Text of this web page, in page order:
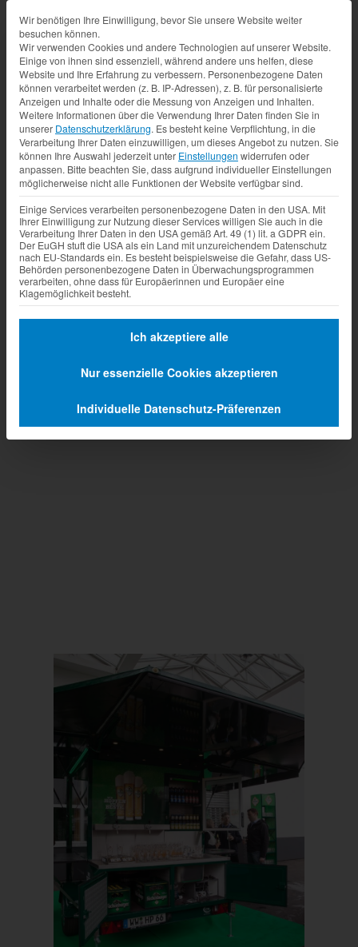
Datenschutz-Präferenz
Wir benötigen Ihre Einwilligung, bevor Sie unsere Website weiter
besuchen können.
Wir verwenden Cookies und andere Technologien auf unserer Website.
Einige von ihnen sind essenziell, während andere uns helfen, diese
Website und Ihre Erfahrung zu verbessern. Personenbezogene Daten
können verarbeitet werden (z. B. IP-Adressen), z. B. für personalisierte
Anzeigen und Inhalte oder die Messung von Anzeigen und Inhalten.
Weitere Informationen über die Verwendung Ihrer Daten finden Sie in
unserer Datenschutzerklärung. Es besteht keine Verpflichtung, in die
Verarbeitung Ihrer Daten einzuwilligen, um dieses Angebot zu nutzen. Sie
können Ihre Auswahl jederzeit unter Einstellungen widerrufen oder
anpassen. Bitte beachten Sie, dass aufgrund individueller Einstellungen
möglicherweise nicht alle Funktionen der Website verfügbar sind.
Einige Services verarbeiten personenbezogene Daten in den USA. Mit
Ihrer Einwilligung zur Nutzung dieser Services willigen Sie auch in die
Verarbeitung Ihrer Daten in den USA gemäß Art. 49 (1) lit. a GDPR ein.
Der EuGH stuft die USA als ein Land mit unzureichendem Datenschutz
nach EU-Standards ein. Es besteht beispielsweise die Gefahr, dass US-
Behörden personenbezogene Daten in Überwachungsprogrammen
verarbeiten, ohne dass für Europäerinnen und Europäer eine
Klagemöglichkeit besteht.
Ich akzeptiere alle
Nur essenzielle Cookies akzeptieren
Individuelle Datenschutz-Präferenzen